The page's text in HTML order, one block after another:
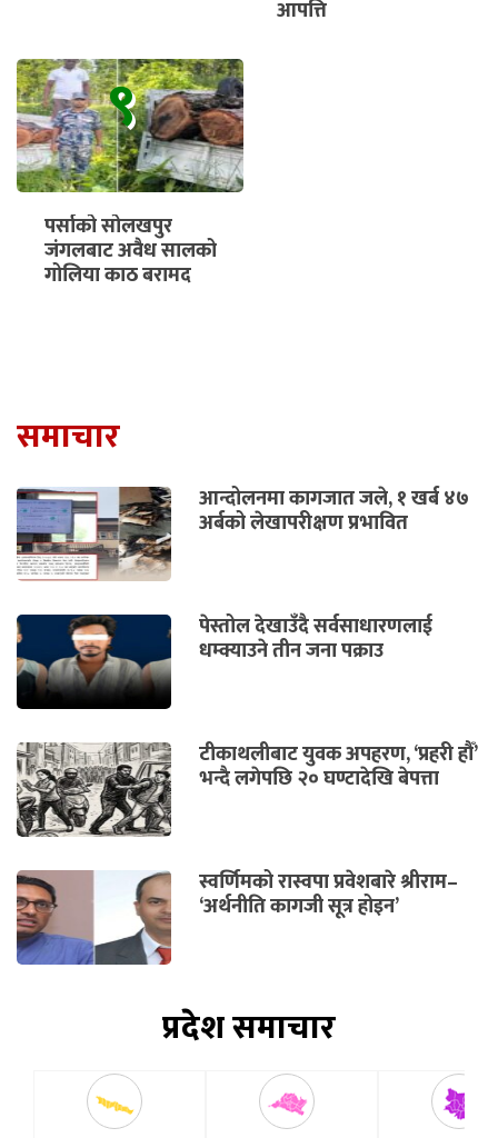
आपत्ति
९
पर्साको सोलखपुर
जंगलबाट अवैध सालको
गोलिया काठ बरामद
समाचार
आन्दोलनमा कागजात जले, १ खर्ब ४७
अर्बको लेखापरीक्षण प्रभावित
पेस्तोल देखाउँदै सर्वसाधारणलाई
धम्क्याउने तीन जना पक्राउ
टीकाथलीबाट युवक अपहरण, ‘प्रहरी हौँ’
भन्दै लगेपछि २० घण्टादेखि बेपत्ता
स्वर्णिमको रास्वपा प्रवेशबारे श्रीराम–
‘अर्थनीति कागजी सूत्र होइन’
प्रदेश समाचार